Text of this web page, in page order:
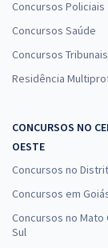
Concursos Policiais
Concursos Saúde
Concursos Tribunais
Residência
CONCURSOS NO
OESTE
Concursos no
Concursos em
Concursos no Mato
Sul